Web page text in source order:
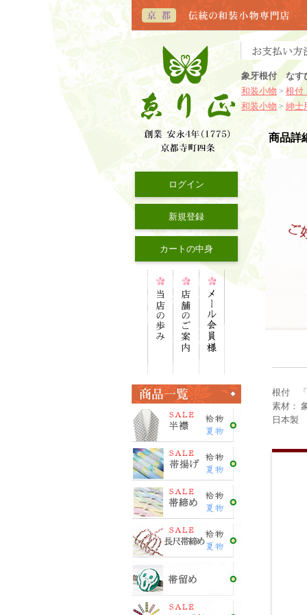
象牙根付 なす
和装小物 > 根付
和装小物 > 紳士
ログイン
新規登録
カートの中身
商品詳
根付 「
素材：
日本製